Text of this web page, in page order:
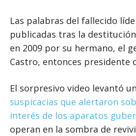
Las palabras del fallecido
publicadas tras la
en 2009 por su hermano, el
Castro, entonces presidente
El sorpresivo video levantó
suspicacias que alertaron
interés de los aparatos
operan en la sombra de